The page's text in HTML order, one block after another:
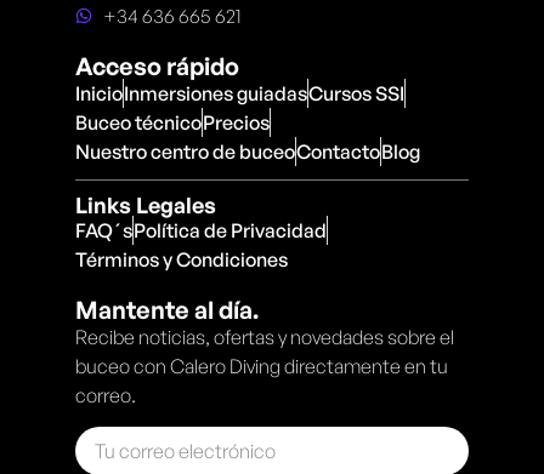
+34 636 665 621
Acceso rápido
InicioInmersiones guiadasCursos SSI
Buceo técnicoPrecios
Nuestro centro de buceoContactoBlog
Links Legales
FAQ´sPolítica de Privacidad
Términos y Condiciones
Mantente al día.
Recibe noticias, ofertas y novedades sobre el
buceo con Calero Diving directamente en tu
correo.